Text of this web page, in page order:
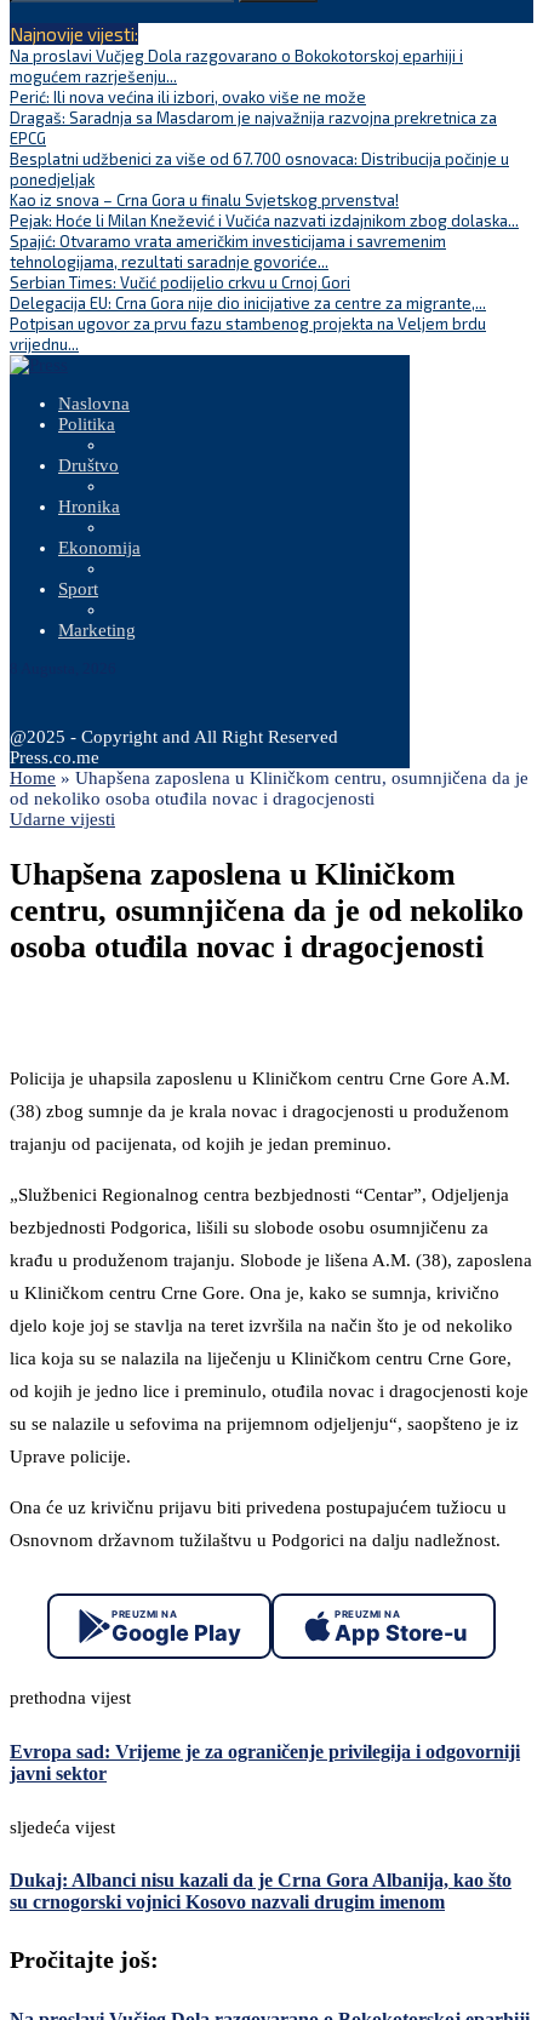
Najnovije vijesti:
Na proslavi Vučjeg Dola razgovarano o Bokokotorskoj eparhiji i
mogućem razrješenju...
Perić: Ili nova većina ili izbori, ovako više ne može
Dragaš: Saradnja sa Masdarom je najvažnija razvojna prekretnica za
EPCG
Besplatni udžbenici za više od 67.700 osnovaca: Distribucija počinje u
ponedjeljak
Kao iz snova – Crna Gora u finalu Svjetskog prvenstva!
Pejak: Hoće li Milan Knežević i Vučića nazvati izdajnikom zbog dolaska...
Spajić: Otvaramo vrata američkim investicijama i savremenim
tehnologijama, rezultati saradnje govoriće...
Serbian Times: Vučić podijelio crkvu u Crnoj Gori
Delegacija EU: Crna Gora nije dio inicijative za centre za migrante,...
Potpisan ugovor za prvu fazu stambenog projekta na Veljem brdu
vrijednu...
Naslovna
Politika
Društvo
Hronika
Ekonomija
Sport
Marketing
@2025 - Copyright and All Right Reserved
Press.co.me
Home » Uhapšena zaposlena u Kliničkom centru, osumnjičena da je
od nekoliko osoba otuđila novac i dragocjenosti
Udarne vijesti
Uhapšena zaposlena u Kliničkom
centru, osumnjičena da je od nekoliko
osoba otuđila novac i dragocjenosti
Policija je uhapsila zaposlenu u Kliničkom centru Crne Gore A.M.
(38) zbog sumnje da je krala novac i dragocjenosti u produženom
trajanju od pacijenata, od kojih je jedan preminuo.
„Službenici Regionalnog centra bezbjednosti “Centar”, Odjeljenja
bezbjednosti Podgorica, lišili su slobode osobu osumnjičenu za
krađu u produženom trajanju. Slobode je lišena A.M. (38), zaposlena
u Kliničkom centru Crne Gore. Ona je, kako se sumnja, krivično
djelo koje joj se stavlja na teret izvršila na način što je od nekoliko
lica koja su se nalazila na liječenju u Kliničkom centru Crne Gore,
od kojih je jedno lice i preminulo, otuđila novac i dragocjenosti koje
su se nalazile u sefovima na prijemnom odjeljenju“, saopšteno je iz
Uprave policije.
Ona će uz krivičnu prijavu biti privedena postupajućem tužiocu u
Osnovnom državnom tužilaštvu u Podgorici na dalju nadležnost.
PREUZMI NA
Google Play
PREUZMI NA
App Store-u
prethodna vijest
Evropa sad: Vrijeme je za ograničenje privilegija i odgovorniji
javni sektor
sljedeća vijest
Dukaj: Albanci nisu kazali da je Crna Gora Albanija, kao što
su crnogorski vojnici Kosovo nazvali drugim imenom
Pročitajte još: